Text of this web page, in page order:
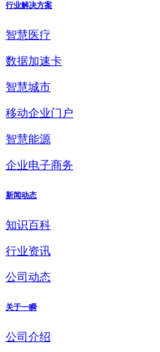
行业解决方案
智慧医疗
数据加速卡
智慧城市
移动企业门户
智慧能源
企业电子商务
新闻动态
知识百科
行业资讯
公司动态
关于一瞬
公司介绍